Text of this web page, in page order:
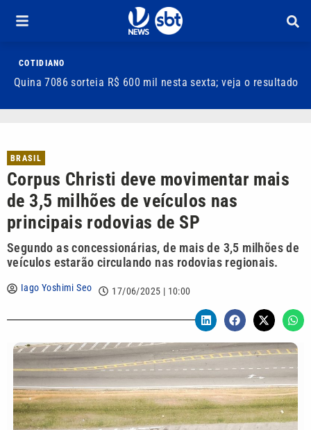
COTIDIANO
Quina 7086 sorteia R$ 600 mil nesta sexta; veja o resultado
BRASIL
Corpus Christi deve movimentar mais
de 3,5 milhões de veículos nas
principais rodovias de SP
Segundo as concessionárias, de mais de 3,5 milhões de
veículos estarão circulando nas rodovias regionais.
Iago Yoshimi Seo 17/06/2025 | 10:00